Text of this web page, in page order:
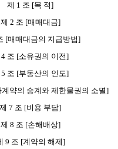
제 1 조 [목 적]
제 2 조 [매매대금]
[매매대금의 지급방법]
조 [소유권의 이전]
조 [부동산의 인도]
약의 승계와 제한물권의 소멸]
제 7 조 [비용 부담]
제 8 조 [손해배상]
9 조 [계약의 해제]